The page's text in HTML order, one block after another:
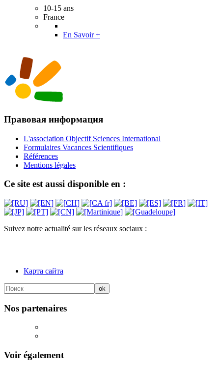
10-15 ans
France
En Savoir +
Правовая информация
L'association Objectif Sciences International
Formulaires Vacances Scientifiques
Références
Mentions légales
Ce site est aussi disponible en :
Suivez notre actualité sur les réseaux sociaux :
Карта сайта
Nos partenaires
Voir également